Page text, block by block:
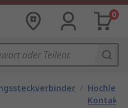
0
/
Kontakte